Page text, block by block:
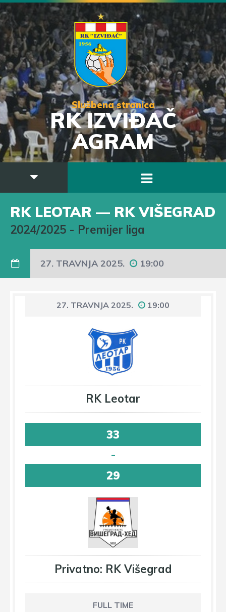
Službena stranica
RK IZVIĐAČ
AGRAM
RK LEOTAR — RK VIŠEGRAD
2024/2025 - Premijer liga
27. TRAVNJA 2025. 19:00
27. TRAVNJA 2025. 19:00
RK Leotar
33
-
29
Privatno: RK Višegrad
FULL TIME